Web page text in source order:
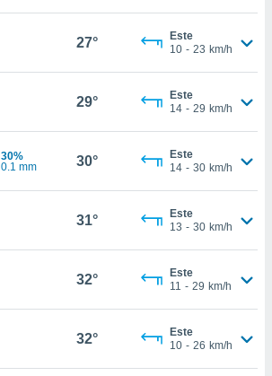
27°
Este
10 - 23 km/h
29°
Este
14 - 29 km/h
30%
0.1 mm
30°
Este
14 - 30 km/h
31°
Este
13 - 30 km/h
32°
Este
11 - 29 km/h
32°
Este
10 - 26 km/h